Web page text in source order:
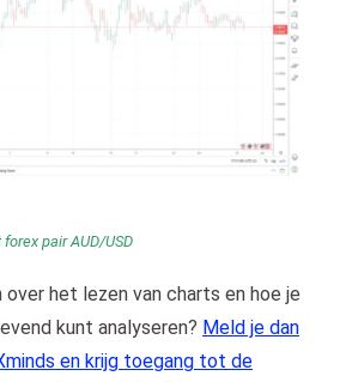
pair AUD/USD
over het lezen van charts en hoe je
kunt analyseren? Meld je dan
en krijg toegang tot de